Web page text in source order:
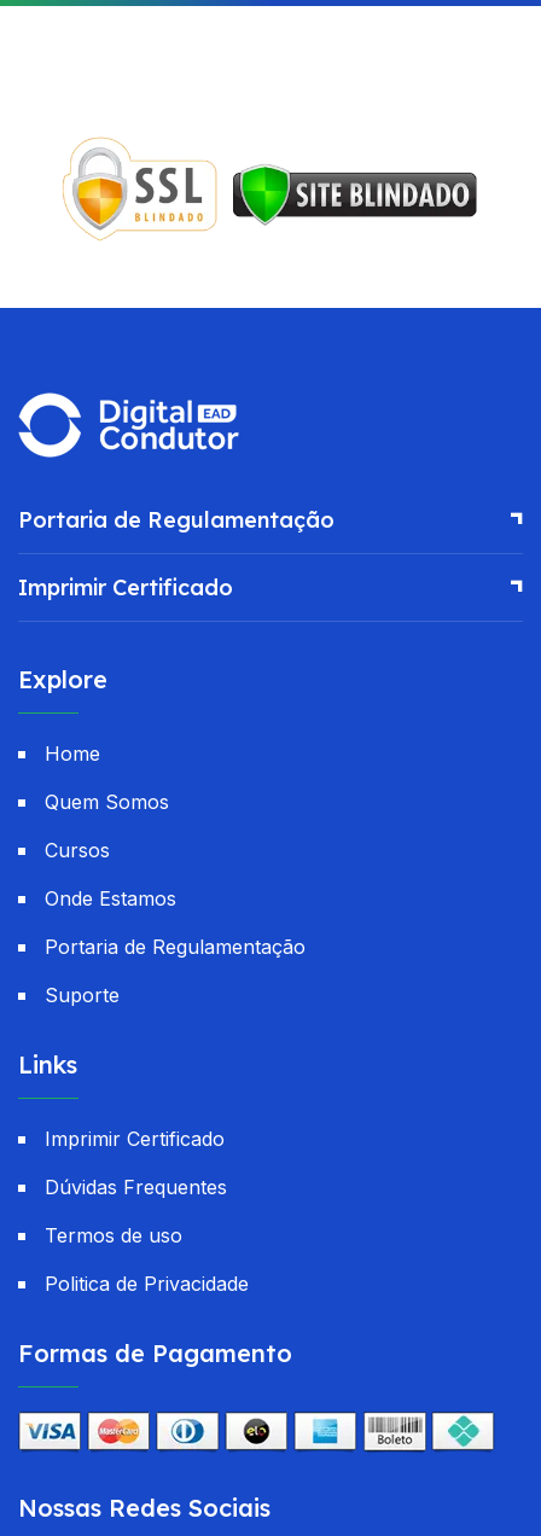
Portaria de Regulamentação
Imprimir Certificado
Explore
Home
Quem Somos
Cursos
Onde Estamos
Portaria de Regulamentação
Suporte
Links
Imprimir Certificado
Dúvidas Frequentes
Termos de uso
Politica de Privacidade
Formas de Pagamento
Nossas Redes Sociais